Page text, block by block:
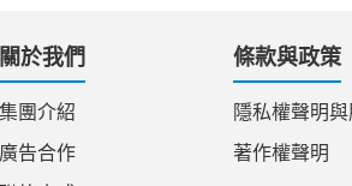
關於我們
集團介紹
廣告合作
條款與政策
隱私權聲明
著作權聲明